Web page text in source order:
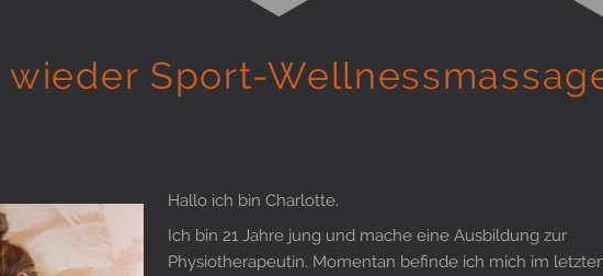
wieder Sport-
Hallo ich bin Charlotte.
Ich bin 21 Jahre jung und mache eine Ausbildung zur
Physiotherapeutin. Momentan befinde ich mich im